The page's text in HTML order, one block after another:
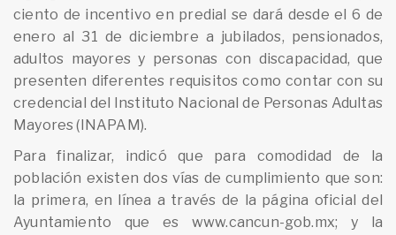
ciento de incentivo en predial se dará desde el 6 de
enero al 31 de diciembre a jubilados, pensionados,
adultos mayores y personas con discapacidad, que
presenten diferentes requisitos como contar con su
credencial del Instituto Nacional de Personas Adultas
Mayores (INAPAM).
Para finalizar, indicó que para comodidad de la
población existen dos vías de cumplimiento que son:
la primera, en línea a través de la página oficial del
Ayuntamiento que es www.cancun-gob.mx; y la